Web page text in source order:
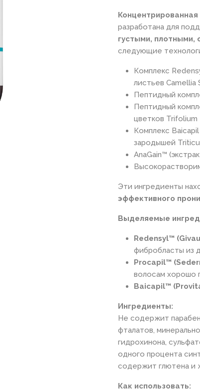
разработана для
густыми,
следующие
Комплекс
листьев Camellia
Пептидный
Пептидный
цветков Trifolium
Комплекс
зародышей
AnaGain™
Эти ингредиенты
эффективного
Выделяемые
Redensyl™
фибробласты из
Procapil™
волосам хорошо
Baicapil™
Ингредиенты:
Не содержит
фталатов,
гидрохинона,
одного процента
содержит глютена и
Как использовать: